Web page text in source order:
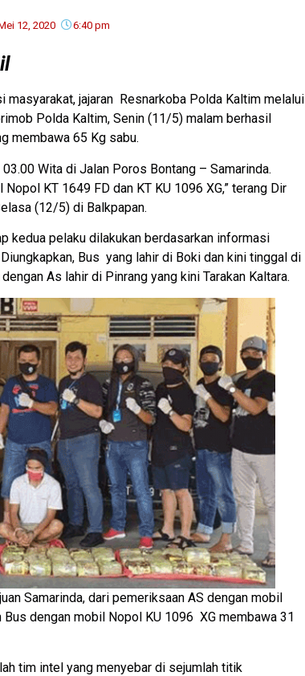
12, 2020 6:40 pm
masyarakat, jajaran Resnarkoba Polda Kaltim melalui
Polda Kaltim, Senin (11/5) malam berhasil
membawa 65 Kg sabu.
Wita di Jalan Poros Bontang – Samarinda.
KT 1649 FD dan KT KU 1096 XG,” terang Dir
(12/5) di Balkpapan.
kedua pelaku dilakukan berdasarkan informasi
Bus yang lahir di Boki dan kini tinggal di
As lahir di Pinrang yang kini Tarakan Kaltara.
Samarinda, dari pemeriksaan AS dengan mobil
dengan mobil Nopol KU 1096 XG membawa 31
tim intel yang menyebar di sejumlah titik